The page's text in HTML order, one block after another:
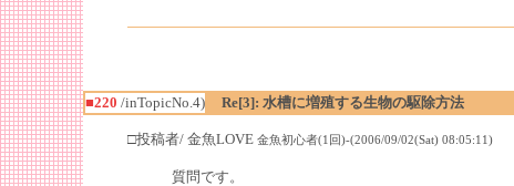
■220 /inTopicNo.4) Re[3]: 水槽に増殖する生物の駆除方法
□投稿者/ 金魚LOVE 金魚初心者(1回)-(2006/09/02(Sat) 08:05:11)
質問です。